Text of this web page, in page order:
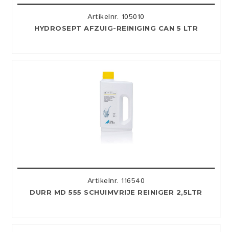
Artikelnr. 105010
HYDROSEPT AFZUIG-REINIGING CAN 5 LTR
Artikelnr. 116540
DURR MD 555 SCHUIMVRIJE REINIGER 2,5LTR